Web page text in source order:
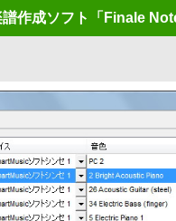
作成ソフト「Finale